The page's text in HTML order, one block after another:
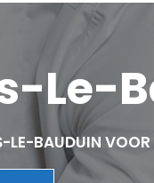
Le-
BAUDUIN VOOR